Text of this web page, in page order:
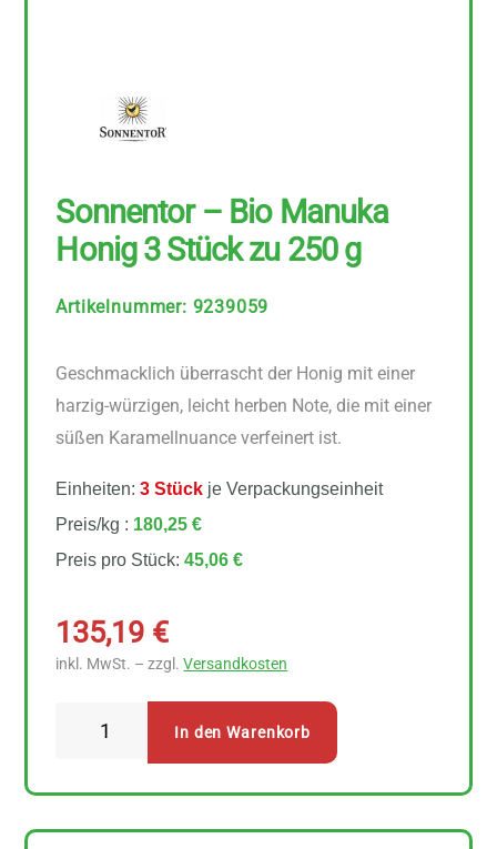
Sonnentor – Bio Manuka
Honig 3 Stück zu 250 g
Artikelnummer: 9239059
Geschmacklich überrascht der Honig mit einer
harzig-würzigen, leicht herben Note, die mit einer
süßen Karamellnuance verfeinert ist.
Einheiten:3 Stück je Verpackungseinheit
Preis/kg : 180,25 €
Preis pro Stück:45,06 €
135,19 €
inkl. MwSt. – zzgl.Versandkosten
In den Warenkorb